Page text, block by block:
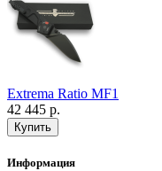
Extrema Ratio MF1
42 445 р.
Информация